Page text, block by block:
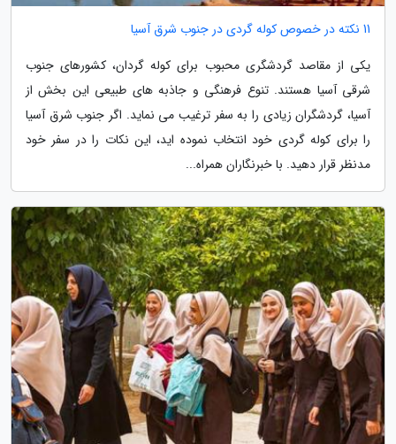
11 نکته در خصوص کوله گردی در جنوب شرق آسیا
یکی از مقاصد گردشگری محبوب برای کوله گردان، کشورهای جنوب
شرقی آسیا هستند. تنوع فرهنگی و جاذبه های طبیعی این بخش از
آسیا، گردشگران زیادی را به سفر ترغیب می نماید. اگر جنوب شرق آسیا
را برای کوله گردی خود انتخاب نموده اید، این نکات را در سفر خود
مدنظر قرار دهید. با خبرنگاران همراه...